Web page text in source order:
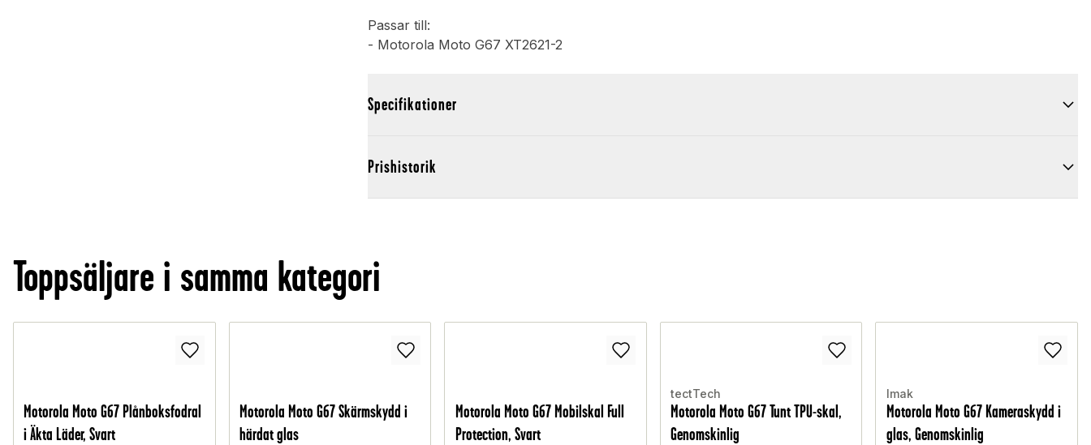
Passar till:
- Motorola Moto G67 XT2621-2
Specifikationer
Prishistorik
Toppsäljare i samma kategori
Motorola Moto G67 Plånboksfodral
i Äkta Läder, Svart
Motorola Moto G67 Skärmskydd i
härdat glas
Motorola Moto G67 Mobilskal Full
Protection, Svart
tectTech
Motorola Moto G67 Tunt TPU-skal,
Genomskinlig
Imak
Motorola Moto G67 Kameraskydd i
glas, Genomskinlig